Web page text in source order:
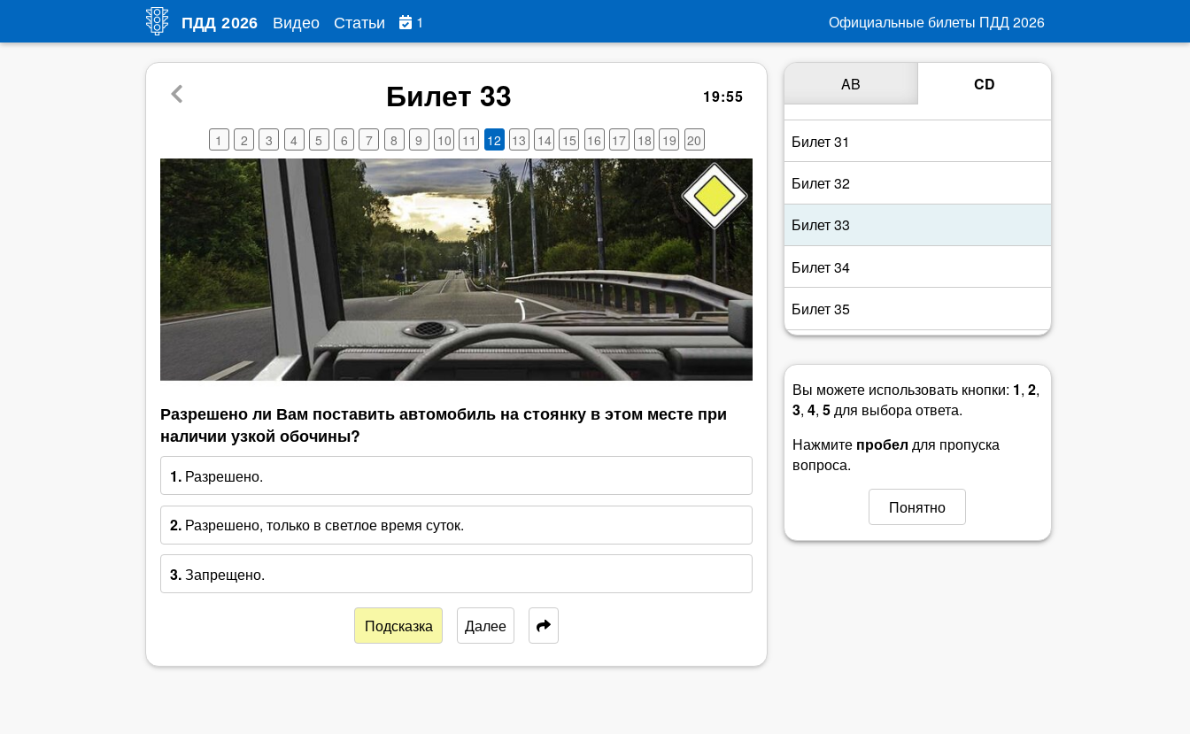
Билет 33 19:54
1 2 3 4 5 6 7 8 9 10 11 12 13 14 15 16 17 18 19 20
Разрешено ли Вам поставить автомобиль на стоянку в этом месте при
наличии узкой обочины?
1.Разрешено.
2.Разрешено, только в светлое время суток.
3.Запрещено.
Подсказка Далее
ПДД2026 Видео Статьи 1 Официальные билеты ПДД2026
AB CD
Билет 28
Билет 29
Билет 30
Билет 31
Билет 32
Билет 33
Билет 34
Билет 35
Билет 37
Билет 38
Билет 39
Вы можете использовать кнопки: 1,2,
3, 4,5для выбора ответа.
Нажмите пробел для пропуска
вопроса.
Понятно